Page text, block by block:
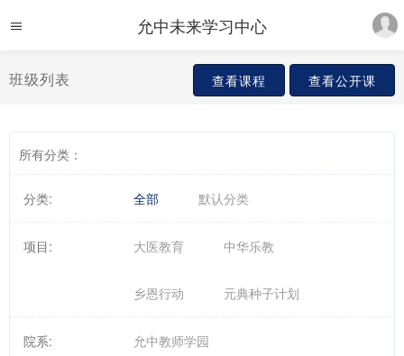
允中未来学习中心
班级列表 查看课程 查看公开课
所有分类：
分类: 全部 默认分类
项目: 大医教育 中华乐教
乡恩行动 元典种子计划
院系: 允中教师学园